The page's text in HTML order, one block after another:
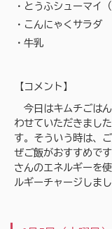
・とうふシューマイ
・こんにゃくサラダ
・牛乳
【コメント】
今日はキムチごは
わせていただきまし
す。そういう時は、
ぜご飯がおすすめで
さんのエネルギーを
ルギーチャージしまし